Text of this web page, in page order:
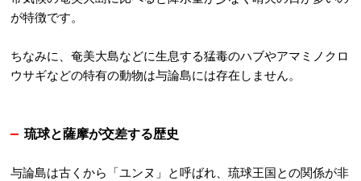
が特徴です。
ちなみに、奄美大島などに生息する猛毒のハブやアマミノクロ
ウサギなどの特有の動物は与論島には存在しません。
琉球と薩摩が交差する歴史
与論島は古くから「ユンヌ」と呼ばれ、琉球王国との関係が非